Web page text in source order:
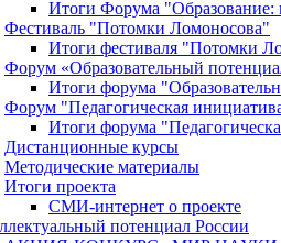
Итоги Форума "Образование:
Фестиваль "Потомки Ломоносова"
Итоги фестиваля "Потомки
Форум «Образовательный
Итоги форума
Форум "Педагогическая
Итоги форума
Дистанционные курсы
Методические материалы
Итоги проекта
СМИ-интернет о проекте
потенциал России